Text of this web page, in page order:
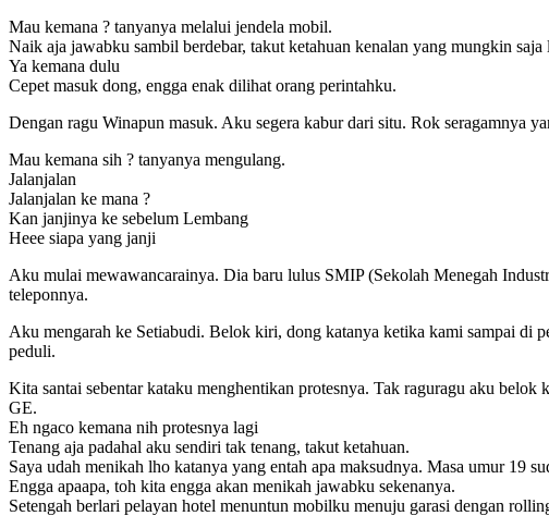
Mau kemana ? tanyanya melalui jendela mobil.
Naik aja jawabku sambil berdebar, takut ketahuan kenalan yang mungkin
Ya kemana dulu
Cepet masuk dong, engga enak dilihat orang perintahku.
Dengan ragu Winapun masuk. Aku segera kabur dari situ. Rok seragamnya
Mau kemana sih ? tanyanya mengulang.
Jalanjalan
Jalanjalan ke mana ?
Kan janjinya ke sebelum Lembang
Heee siapa yang janji
Aku mulai mewawancarainya. Dia baru lulus SMIP (Sekolah Menegah
teleponnya.
Aku mengarah ke Setiabudi. Belok kiri, dong katanya ketika kami sampai di
peduli.
Kita santai sebentar kataku menghentikan protesnya. Tak raguragu aku belok
GE.
Eh ngaco kemana nih protesnya lagi
Tenang aja padahal aku sendiri tak tenang, takut ketahuan.
Saya udah menikah lho katanya yang entah apa maksudnya. Masa umur 19
Engga apaapa, toh kita engga akan menikah jawabku sekenanya.
Setengah berlari pelayan hotel menuntun mobilku menuju garasi dengan